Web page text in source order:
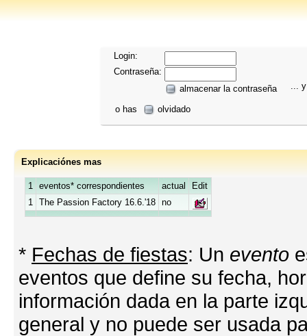
Login:
Contraseña:
almacenar la contraseña
o has
olvidado
...
Explicaciónes mas
1 eventos* correspondientes actual
Edit
1 The Passion Factory 16.6.'18 no
* Fechas de fiestas: Un evento
eventos que define su fecha,
información dada en la parte
general y no puede ser usada